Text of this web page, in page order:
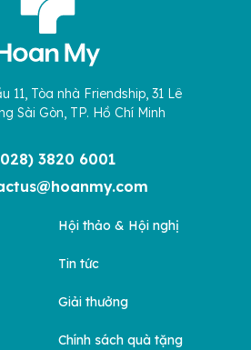
11, Tòa nhà Friendship, 31 Lê
Sài Gòn, TP. Hồ Chí Minh
3820 6001
Hội thảo & Hội nghị
Tin tức
Giải thưởng
Chính sách quà tặng